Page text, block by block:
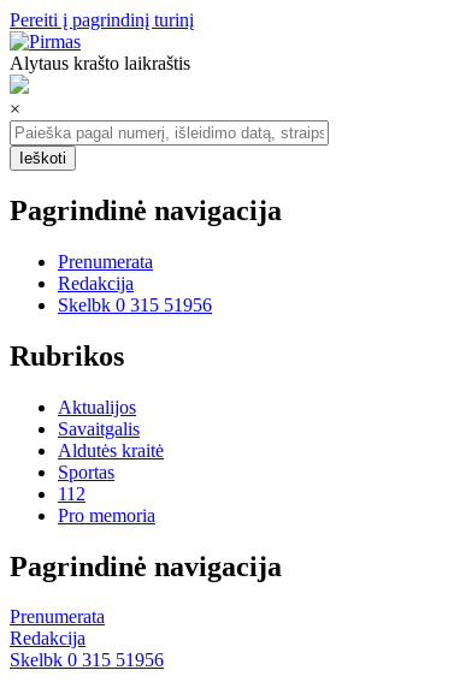
Pereiti į pagrindinį turinį
Alytaus krašto laikraštis
×
Pagrindinė navigacija
Prenumerata
Redakcija
Skelbk 0 315 51956
Rubrikos
Aktualijos
Savaitgalis
Aldutės kraitė
Sportas
112
Pro memoria
Pagrindinė navigacija
Prenumerata
Redakcija
Skelbk 0 315 51956